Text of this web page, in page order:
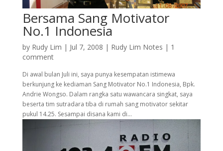
Bersama Sang Motivator
No.1 Indonesia
by Rudy Lim | Jul 7, 2008 | Rudy Lim Notes | 1
comment
Di awal bulan Juli ini, saya punya kesempatan istimewa
berkunjung ke kediaman Sang Motivator No.1 Indonesia, Bpk.
Andrie Wongso. Dalam rangka satu wawancara singkat, saya
beserta tim sutradara tiba di rumah sang motivator sekitar
pukul 14.25. Sesampai disana kami di...